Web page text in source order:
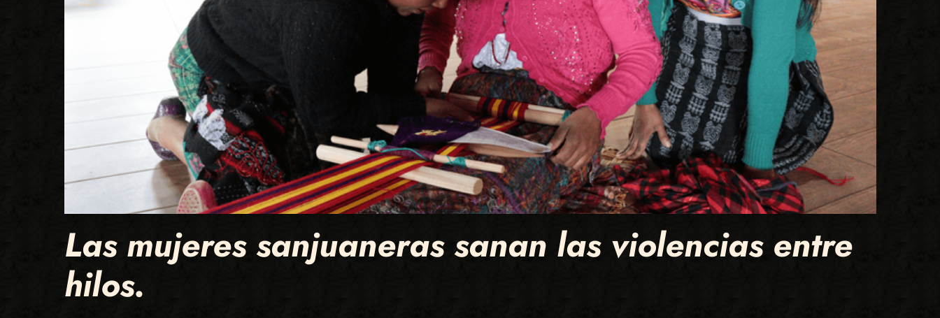
Las mujeres sanjuaneras sanan las violencias entre
hilos.